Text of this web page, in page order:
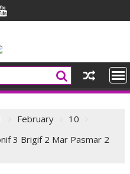
February
10
3 Brigif 2 Mar Pasmar 2